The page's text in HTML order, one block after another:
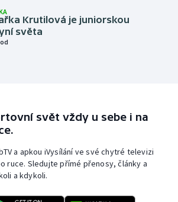
Krutilová je juniorskou
světa
svět vždy u sebe i na
a apkou iVysílání ve své chytré televizi
ruce. Sledujte přímé přenosy, články a
a kdykoli.